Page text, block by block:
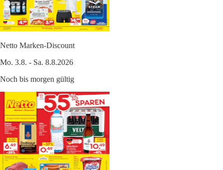
Netto Marken-Discount
Mo. 3.8. - Sa. 8.8.2026
Noch bis morgen gültig